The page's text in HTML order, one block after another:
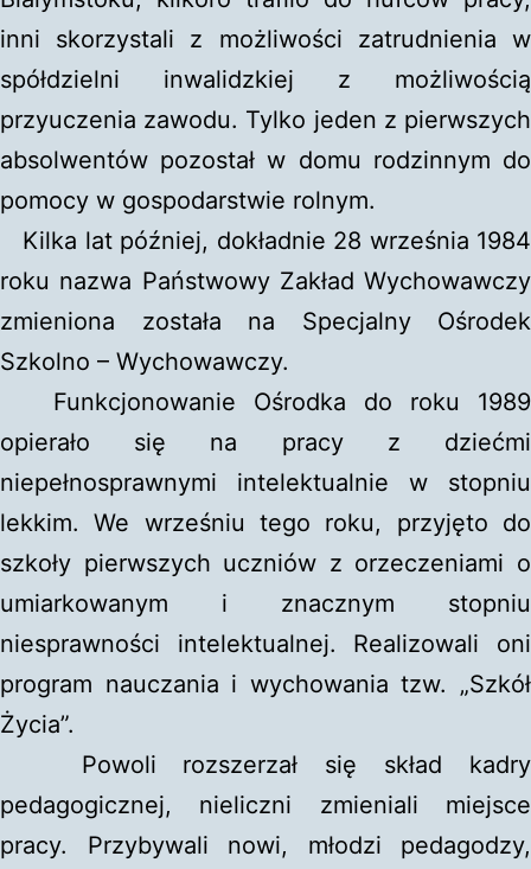
inni skorzystali z możliwości zatrudnienia w
spółdzielni inwalidzkiej z możliwością
przyuczenia zawodu. Tylko jeden z pierwszych
absolwentów pozostał w domu rodzinnym do
pomocy w gospodarstwie rolnym.
Kilka lat później, dokładnie 28 września 1984
roku nazwa Państwowy Zakład Wychowawczy
zmieniona została na Specjalny Ośrodek
Szkolno – Wychowawczy.
Funkcjonowanie Ośrodka do roku 1989
opierało się na pracy z dziećmi
niepełnosprawnymi intelektualnie w stopniu
lekkim. We wrześniu tego roku, przyjęto do
szkoły pierwszych uczniów z orzeczeniami o
umiarkowanym i znacznym stopniu
niesprawności intelektualnej. Realizowali oni
program nauczania i wychowania tzw. „Szkół
Życia”.
Powoli rozszerzał się skład kadry
pedagogicznej, nieliczni zmieniali miejsce
pracy. Przybywali nowi, młodzi pedagodzy,